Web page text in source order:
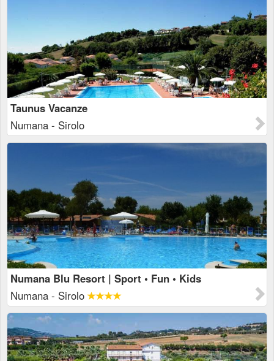
Taunus Vacanze
Numana - Sirolo
Numana Blu Resort | Sport • Fun • Kids
Numana - Sirolo